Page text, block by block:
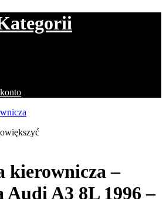
kierownicza –
Audi A3 8L 1996 –